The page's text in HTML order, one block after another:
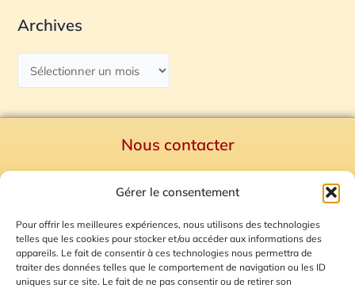
Gérer le consentement
Pour offrir les meilleures expériences, nous utilisons des technologies
telles que les cookies pour stocker et/ou accéder aux informations des
appareils. Le fait de consentir à ces technologies nous permettra de
traiter des données telles que le comportement de navigation ou les ID
uniques sur ce site. Le fait de ne pas consentir ou de retirer son
Archives
Nous contacter
Mentions Légales
Plan du site
Gestion des Cookies